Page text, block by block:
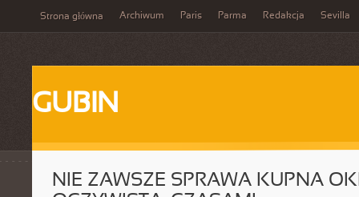
Strona główna Archiwum Paris Parma Redakcja Sevilla
GUBIN
NIE ZAWSZE SPRAWA KUPNA